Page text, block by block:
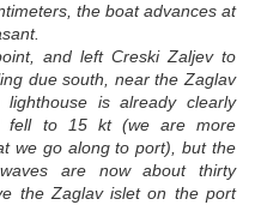
the boat advances at
and left Creski Zaljev to
due south, near the Zaglav
is already clearly
fell to 15 kt (we are more
we go along to port), but the
are now about thirty
the Zaglav islet on the port